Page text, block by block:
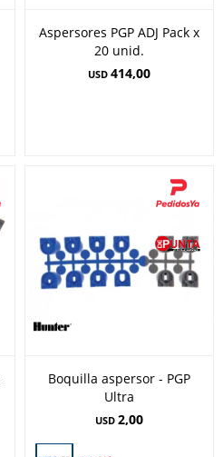
Aspersores PGP ADJ Pack x
20 unid.
USD 414,00
Boquilla aspersor - PGP
Ultra
USD 2,00